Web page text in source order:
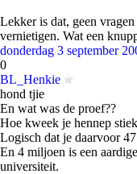
Lekker is dat, geen
vernietigen. Wat een
donderdag 3 september
0
BL_Henkie
hond tjie
En wat was de proef??
Hoe kweek je hennep
Logisch dat je daarvoor
En 4 miljoen is een
universiteit.